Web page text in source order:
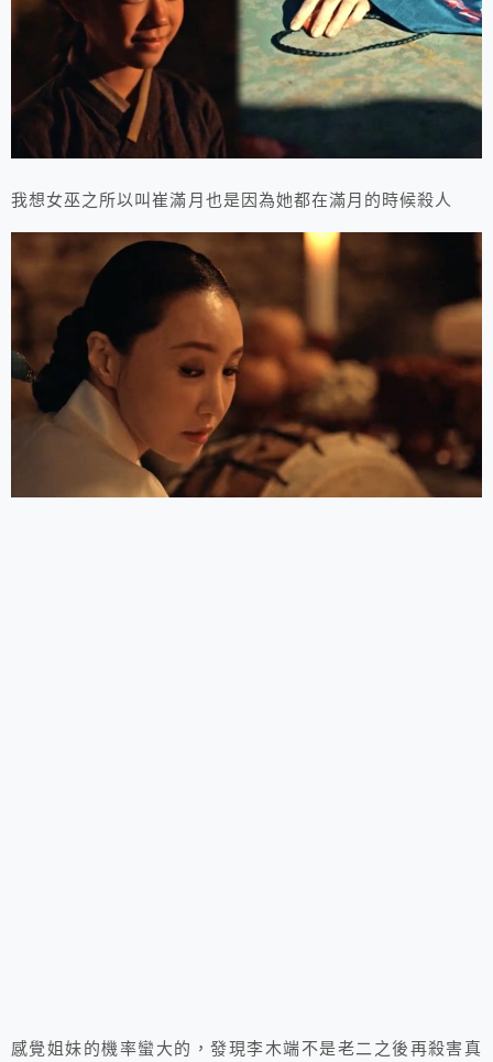
我想女巫之所以叫崔滿月也是因為她都在滿月的時候殺人
感覺姐妹的機率蠻大的，發現李木端不是老二之後再殺害真